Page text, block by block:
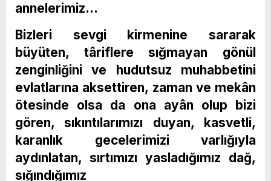
annelerimiz…
Bizleri sevgi kirmenine sararak
büyüten, târiflere sığmayan gönül
zenginliğini ve hudutsuz muhabbetini
evlatlarına aksettiren, zaman ve mekân
ötesinde olsa da ona ayân olup bizi
gören, sıkıntılarımızı duyan, kasvetli,
karanlık gecelerimizi varlığıyla
aydınlatan, sırtımızı yasladığımız dağ,
sığındığımız